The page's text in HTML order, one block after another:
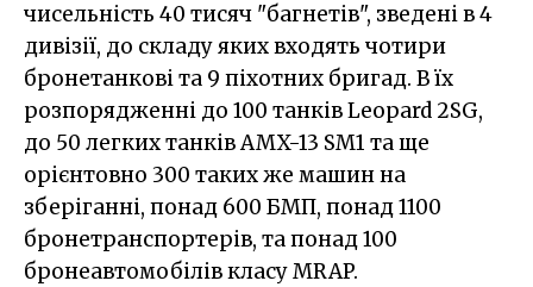
чисельність 40 тисяч "багнетів", зведені в 4
дивізії, до складу яких входять чотири
бронетанкові та 9 піхотних бригад. В їх
розпорядженні до 100 танків Leopard 2SG,
до 50 легких танків AMX-13 SM1 та ще
орієнтовно 300 таких же машин на
зберіганні, понад 600 БМП, понад 1100
бронетранспортерів, та понад 100
бронеавтомобілів класу MRAP.